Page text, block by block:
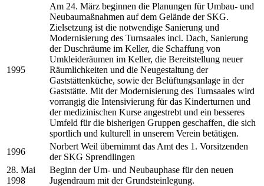
1995
Am 24. März beginnen die Planungen für Umbau- und
Neubaumaßnahmen auf dem Gelände der SKG.
Zielsetzung ist die notwendige Sanierung und
Modernisierung des Turnsaales incl. Dach, Sanierung
der Duschräume im Keller, die Schaffung von
Umkleideräumen im Keller, die Bereitstellung neuer
Räumlichkeiten und die Neugestaltung der
Gaststättenküche, sowie der Belüftungsanlage in der
Gaststätte. Mit der Modernisierung des Turnsaales wird
vorrangig die Intensivierung für das Kinderturnen und
der medizinischen Kurse angestrebt und ein besseres
Umfeld für die bisherigen Gruppen geschaffen, die sich
sportlich und kulturell in unserem Verein betätigen.
1996
Norbert Weil übernimmt das Amt des 1. Vorsitzenden
der SKG Sprendlingen
28. Mai
1998
Beginn der Um- und Neubauphase für den neuen
Jugendraum mit der Grundsteinlegung.